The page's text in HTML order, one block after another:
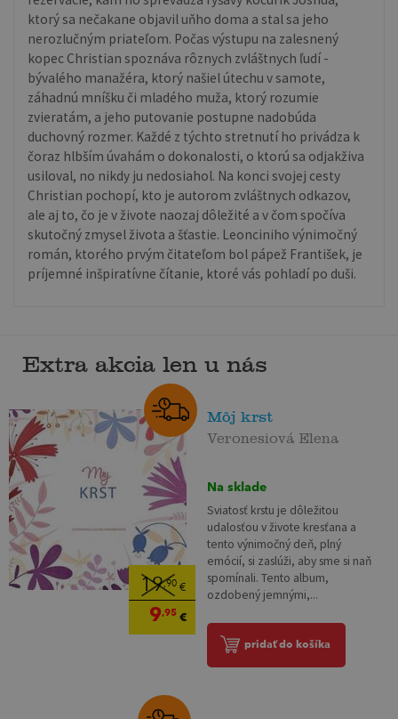
ktorý sa nečakane objavil uňho doma a stal sa jeho
nerozlučným priateľom. Počas výstupu na zalesnený
kopec Christian spoznáva rôznych zvláštnych ľudí -
bývalého manažéra, ktorý našiel útechu v samote,
záhadnú mníšku či mladého muža, ktorý rozumie
zvieratám, a jeho putovanie postupne nadobúda
duchovný rozmer. Každé z týchto stretnutí ho privádza k
čoraz hlbším úvahám o dokonalosti, o ktorú sa odjakživa
usiloval, no nikdy ju nedosiahol. Na konci svojej cesty
Christian pochopí, kto je autorom zvláštnych odkazov,
ale aj to, čo je v živote naozaj dôležité a v čom spočíva
skutočný zmysel života a šťastie. Leonciniho výnimočný
román, ktorého prvým čitateľom bol pápež František, je
príjemné inšpiratívne čítanie, ktoré vás pohladí po duši.
Extra akcia len u nás
19,90€
9,95€
Môj krst
Veronesiová Elena
Na sklade
Sviatosť krstu je dôležitou
udalosťou v živote kresťana a
tento výnimočný deň, plný
emócií, si zaslúži, aby sme si naň
spomínali. Tento album,
ozdobený jemnými,...
pridať do košíka